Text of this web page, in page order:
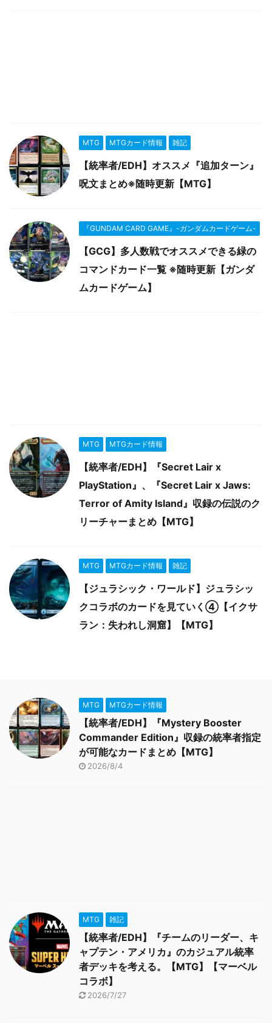
MTG MTGカード情報 雑記
【統率者/EDH】オススメ『追加ターン』
呪文まとめ※随時更新【MTG】
『GUNDAM CARD GAME』-ガンダムカードゲーム-
【GCG】多人数戦でオススメできる緑の
コマンドカード一覧 ※随時更新【ガンダ
ムカードゲーム】
MTG MTGカード情報
【統率者/EDH】『Secret Lair x
PlayStation』、『Secret Lair x Jaws:
Terror of Amity Island』収録の伝説のク
リーチャーまとめ【MTG】
MTG MTGカード情報 雑記
【ジュラシック・ワールド】ジュラシッ
クコラボのカードを見ていく④【イクサ
ラン：失われし洞窟】【MTG】
MTG MTGカード情報
【統率者/EDH】『Mystery Booster
Commander Edition』収録の統率者指定
が可能なカードまとめ【MTG】
2026/8/4
MTG 雑記
【統率者/EDH】『チームのリーダー、キ
ャプテン・アメリカ』のカジュアル統率
者デッキを考える。【MTG】【マーベル
コラボ】
2026/7/27